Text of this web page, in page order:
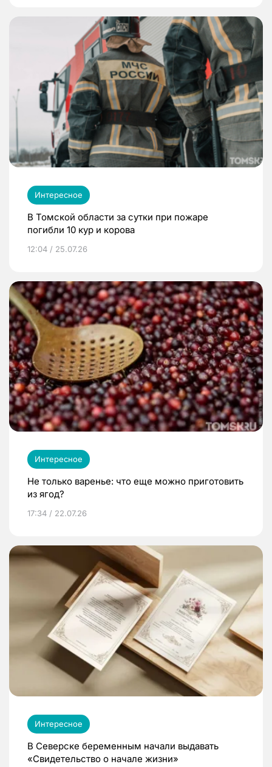
Интересное
В Томской области за сутки при пожаре
погибли 10 кур и корова
12:04 / 25.07.26
Интересное
Не только варенье: что еще можно приготовить
из ягод?
17:34 / 22.07.26
Интересное
В Северске беременным начали выдавать
«Свидетельство о начале жизни»